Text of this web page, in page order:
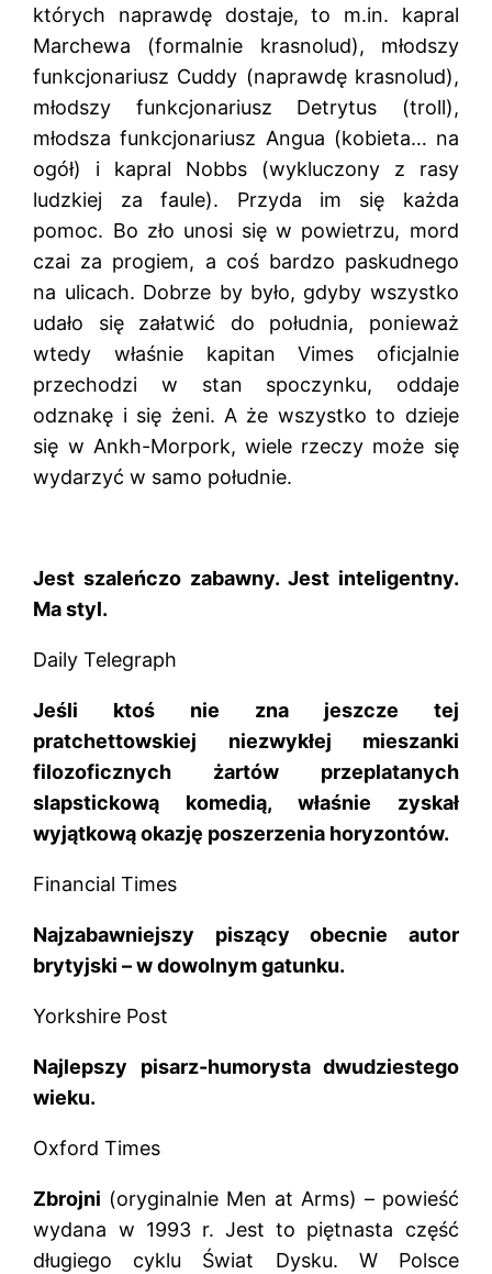
których naprawdę dostaje, to m.in. kapral
Marchewa (formalnie krasnolud), młodszy
funkcjonariusz Cuddy (naprawdę krasnolud),
młodszy funkcjonariusz Detrytus (troll),
młodsza funkcjonariusz Angua (kobieta… na
ogół) i kapral Nobbs (wykluczony z rasy
ludzkiej za faule). Przyda im się każda
pomoc. Bo zło unosi się w powietrzu, mord
czai za progiem, a coś bardzo paskudnego
na ulicach. Dobrze by było, gdyby wszystko
udało się załatwić do południa, ponieważ
wtedy właśnie kapitan Vimes oficjalnie
przechodzi w stan spoczynku, oddaje
odznakę i się żeni. A że wszystko to dzieje
się w Ankh-Morpork, wiele rzeczy może się
wydarzyć w samo południe.
Jest szaleńczo zabawny. Jest inteligentny.
Ma styl.
Daily Telegraph
Jeśli ktoś nie zna jeszcze tej
pratchettowskiej niezwykłej mieszanki
filozoficznych żartów przeplatanych
slapstickową komedią, właśnie zyskał
wyjątkową okazję poszerzenia horyzontów.
Financial Times
Najzabawniejszy piszący obecnie autor
brytyjski – w dowolnym gatunku.
Yorkshire Post
Najlepszy pisarz-humorysta dwudziestego
wieku.
Oxford Times
Zbrojni (oryginalnie Men at Arms) – powieść
wydana w 1993 r. Jest to piętnasta część
długiego cyklu Świat Dysku. W Polsce